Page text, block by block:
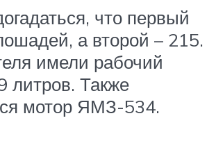
что первый
а второй – 215.
имели рабочий
литров. Также
мотор ЯМЗ-534.